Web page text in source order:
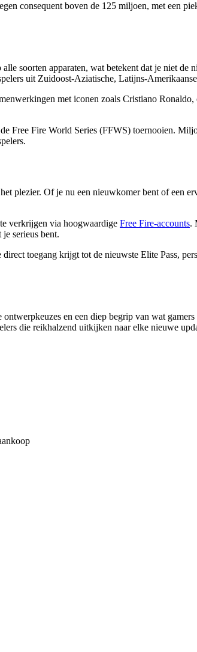
consequent boven de 125 miljoen, met een
soorten apparaten, wat betekent dat je niet de
uit Zuidoost-Aziatische, Latijns-
met iconen zoals Cristiano Ronaldo,
Free Fire World Series (FFWS) toernooien.
plezier. Of je nu een nieuwkomer bent of een
verkrijgen via hoogwaardige Free Fire-accounts.
je serieus bent.
toegang krijgt tot de nieuwste Elite Pass,
en een diep begrip van wat
die reikhalzend uitkijken naar elke nieuwe